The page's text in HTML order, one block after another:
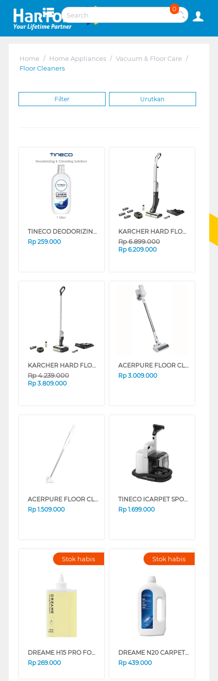
0
Home / Home Appliances / Vacuum & Floor Care /
Floor Cleaners
Filter Urutkan
TINECO DEODORIZING AND CLEANING SOLUTION 1 LITER
Rp 259.000
KARCHER HARD FLOOR CLEANER FC4-4_BATTERY_SET
Rp6.899.000
Rp 6.209.000
KARCHER HARD FLOOR CLEANER FC2-4_BATTERY_SET
Rp4.239.000
Rp 3.809.000
ACERPURE FLOOR CLEANERS CLEAN SV552-10W
Rp 3.009.000
ACERPURE FLOOR CLEANERS CLEAN LITE HV312-10W
Rp 1.509.000
TINECO ICARPET SPOT CLEANER ICARPETSPOT
Rp 1.699.000
Stok habis
DREAME H15 PRO FOAMING FLOOR CLEANER DREAMEFOAMING
Rp 269.000
Stok habis
DREAME N20 CARPET CLEANER SOLUTION DREAMECLEANSOLCARP
Rp 439.000